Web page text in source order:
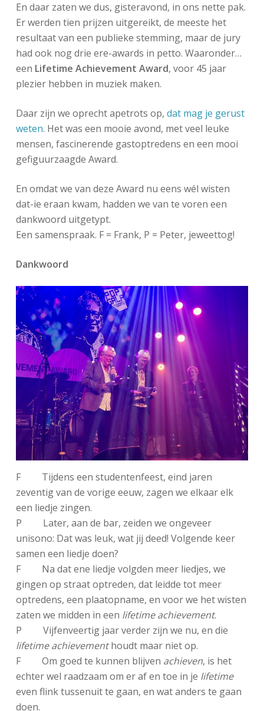
En daar zaten we dus, gisteravond, in ons nette pak.
Er werden tien prijzen uitgereikt, de meeste het
resultaat van een publieke stemming, maar de jury
had ook nog drie ere-awards in petto. Waaronder…
een Lifetime Achievement Award, voor 45 jaar
plezier hebben in muziek maken.
Daar zijn we oprecht apetrots op, dat mag je gerust
weten. Het was een mooie avond, met veel leuke
mensen, fascinerende gastoptredens en een mooi
gefiguurzaagde Award.
En omdat we van deze Award nu eens wél wisten
dat-ie eraan kwam, hadden we van te voren een
dankwoord uitgetypt.
Een samenspraak. F = Frank, P = Peter, jeweettog!
Dankwoord
F Tijdens een studentenfeest, eind jaren
zeventig van de vorige eeuw, zagen we elkaar elk
een liedje zingen.
P Later, aan de bar, zeiden we ongeveer
unisono: Dat was leuk, wat jij deed! Volgende keer
samen een liedje doen?
F Na dat ene liedje volgden meer liedjes, we
gingen op straat optreden, dat leidde tot meer
optredens, een plaatopname, en voor we het wisten
zaten we midden in een lifetime achievement.
P Vijfenveertig jaar verder zijn we nu, en die
lifetime achievementhoudt maar niet op.
F Om goed te kunnen blijven achieven, is het
echter wel raadzaam om er af en toe in je lifetime
even flink tussenuit te gaan, en wat anders te gaan
doen.